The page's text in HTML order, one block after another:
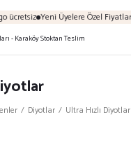
ücretsiz Yeni Üyelere Özel Fiyatlar
Diyotlar Ultra Hızlı Diyotlar